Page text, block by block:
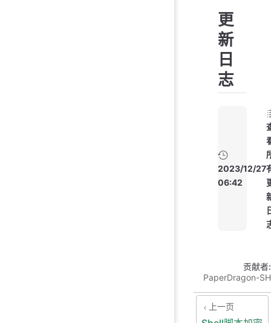
更
新
日
志
2023/12/27
06:42
贡献者:
PaperDragon-SH
上一页